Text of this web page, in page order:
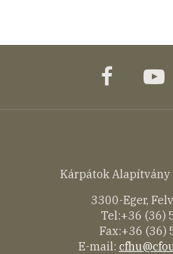
Kárpátok Alapítvány
3300-Eger,
Tel:+36 (36)
Fax:+36 (36)
E-mail: